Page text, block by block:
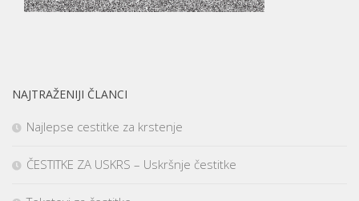
NAJTRAŽENIJI ČLANCI
Najlepse cestitke za krstenje
ČESTITKE ZA USKRS – Uskršnje čestitke